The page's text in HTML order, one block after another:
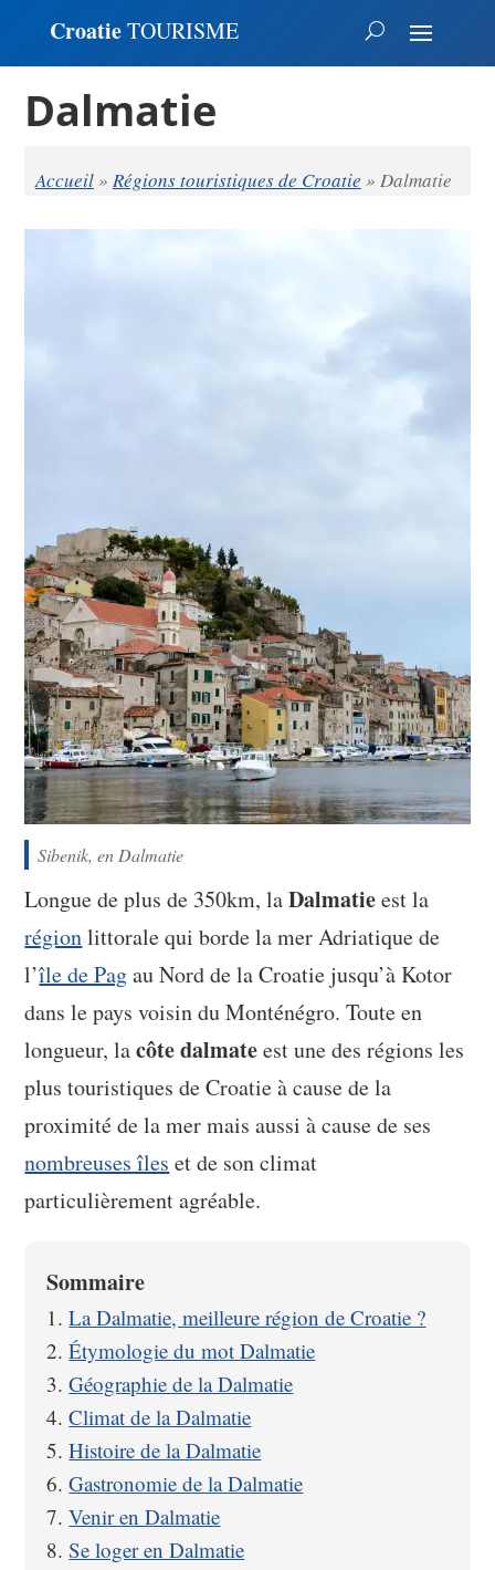
CroatieTOURISME
Dalmatie
Accueil» Régions touristiques de Croatie » Dalmatie
Sibenik, en Dalmatie
Longue de plus de 350km, laDalmatieest la
régionlittorale qui borde la mer Adriatique de
l’île de Pagau Nord de la Croatie jusqu’à Kotor
dans le pays voisin du Monténégro. Toute en
longueur, lacôte dalmateest une des régions les
plus touristiques de Croatie à cause de la
proximité de la mer mais aussi à cause de ses
nombreuses îles et de son climat
particulièrement agréable.
Sommaire
La Dalmatie, meilleure région de Croatie ?
Étymologie du mot Dalmatie
Géographie de la Dalmatie
Climat de la Dalmatie
Histoire de la Dalmatie
Gastronomie de la Dalmatie
Venir en Dalmatie
Se loger en Dalmatie